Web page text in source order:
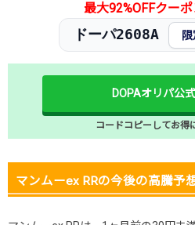
最大92%OFFクー
ドーパ2608A
DOPAオリパ公
コードコピーしてお得
マンムーex RRの今後の高騰予